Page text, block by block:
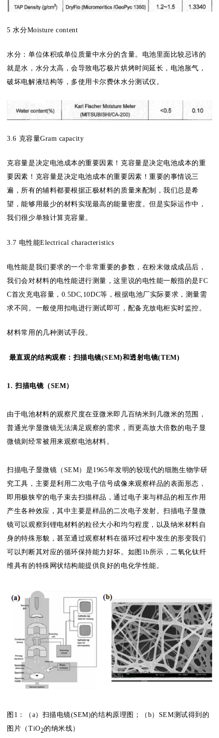
5 水分Moisture content
水分：单位体积或单位质量中水分的含量。电池里面比较忌讳的
就是水，水分太高，会导致电芯极片烘烤时间延长，电池胀气，
破坏电解液结构等，多使用卡尔费休水分测试仪。
3.6 克容量Gram capacity
克容量是决定电池成本的重要因素！克容量是决定电池成本的重
要因素！克容量是决定电池成本的重要因素！重要的事情说三
遍，所有的辅料都要根据正极材料的质量来配制，我们总是希
望，能够用最少的材料实现最高的能量密度。但是实际运作中，
我们很少单独计算克容量。
3.7 电性能Electrical characteristics
电性能是我们要求的一个非常重要的参数，在粉末做成成品后，
我们会对材料的电性能进行测量，这里说的电性能一般指的是FC
C首次充电容量，0.5DC,10DC等，根据电池厂实际要求，测量需
求不同。一般使用扣电进行测试即可，配备充放电柜实时监控。
材料常用的几种测试手段。
最直观的结构观察：扫描电镜(SEM)和透射电镜(TEM)
1. 扫描电镜（SEM）
由于电池材料的观察尺度在亚微米即几百纳米到几微米的范围，
普通光学显微镜无法满足观察的需求，而更高放大倍数的电子显
微镜则经常被用来观察电池材料。
扫描电子显微镜（SEM）是1965年发明的较现代的细胞生物学研
究工具，主要是利用二次电子信号成像来观察样品的表面形态，
即用极狭窄的电子束去扫描样品，通过电子束与样品的相互作用
产生各种效应，其中主要是样品的二次电子发射。扫描电子显微
镜可以观察到锂电材料的粒径大小和均匀程度，以及纳米材料自
身的特殊形貌，甚至通过观察材料在循环过程中发生的形变我们
可以判断其对应的循环保持能力好坏。如图1b所示，二氧化钛纤
维具有的特殊网状结构能提供良好的电化学性能。
图1：（a）扫描电镜(SEM)的结构原理图；（b）SEM测试得到的
图片（TiO2的纳米线）